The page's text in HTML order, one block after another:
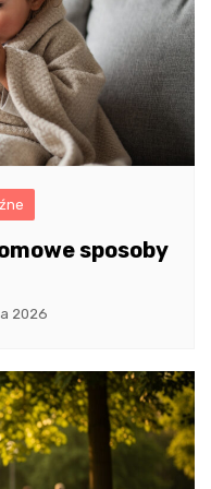
sposoby
2026